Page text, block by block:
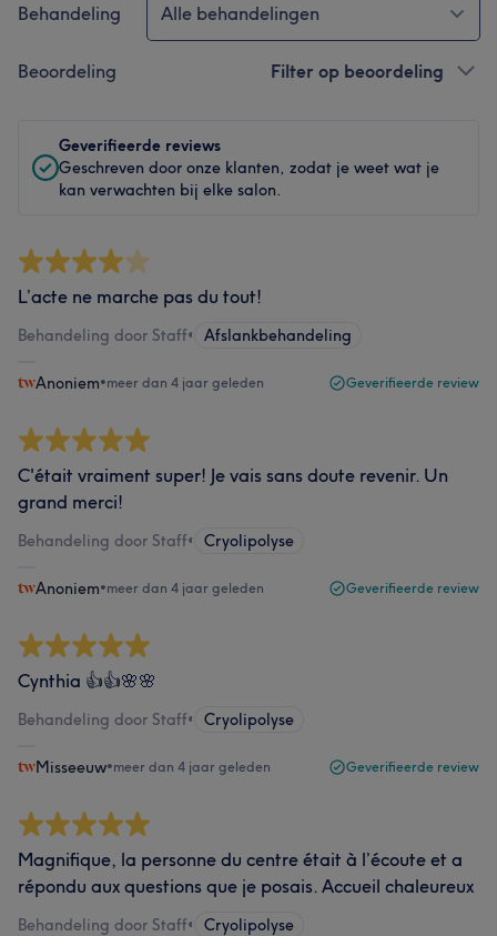
Behandeling Alle behandelingen
Beoordeling Filter op beoordeling
Geverifieerde reviews
Geschreven door onze klanten, zodat je weet wat je
kan verwachten bij elke salon.
L’acte ne marche pas du tout!
Behandeling door Staff• Afslankbehandeling
Anoniem•meer dan 4 jaar geleden Geverifieerde review
C'était vraiment super! Je vais sans doute revenir. Un
grand merci!
Behandeling door Staff• Cryolipolyse
Anoniem•meer dan 4 jaar geleden Geverifieerde review
Cynthia 👍👍🌸🌸
Behandeling door Staff• Cryolipolyse
Misseeuw•meer dan 4 jaar geleden Geverifieerde review
Magnifique, la personne du centre était à l’écoute et a
répondu aux questions que je posais. Accueil chaleureux
Behandeling door Staff• Cryolipolyse